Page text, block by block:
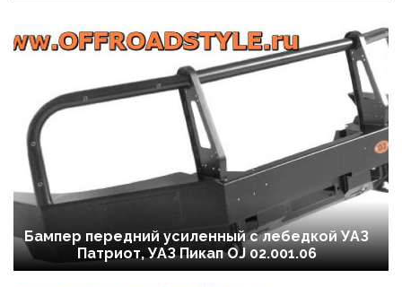
Бампер передний усиленный с лебедкой УАЗ
Патриот, УАЗ Пикап OJ 02.001.06